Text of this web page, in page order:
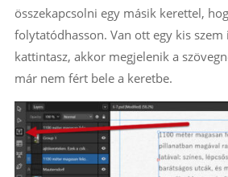
összekapcsolni egy másik kerettel,
folytatódhasson. Van ott egy kis szem
kattintasz, akkor megjelenik a
már nem fért bele a keretbe.